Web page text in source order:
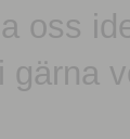
oss
gärna